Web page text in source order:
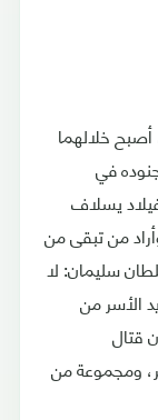
خلالهما
في
يسلاف
من تبقى من
سليمان: لا
الأسر من
قتال
ومجموعة من